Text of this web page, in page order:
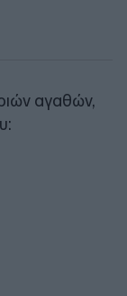
αγαθών,